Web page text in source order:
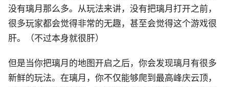
没有璃月那么多。从玩法来讲，没有把璃月打开之前，
很多玩家都会觉得非常的无趣，甚至会觉得这个游戏很
肝。（不过本身就很肝）
但是当你把璃月的地图开启之后，你会发现璃月有很多
新鲜的玩法。在璃月，你不仅能够爬到最高峰庆云顶，